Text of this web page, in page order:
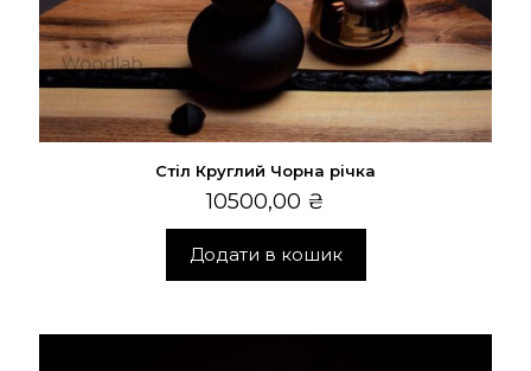
Стіл Круглий Чорна річка
10500,00 ₴
Додати в кошик